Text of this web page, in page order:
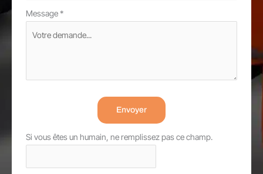
Message*
Envoyer
Si vous êtes un humain, ne remplissez pas ce champ.